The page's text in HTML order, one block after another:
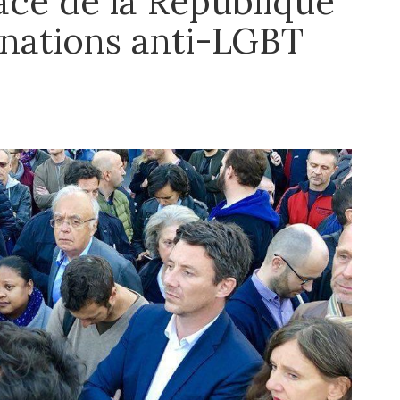
anti-LGBT